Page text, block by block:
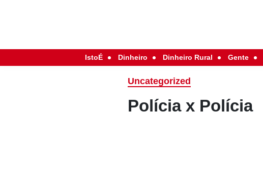
IstoÉ Dinheiro Dinheiro Rural Gente
Uncategorized
Polícia x Polícia